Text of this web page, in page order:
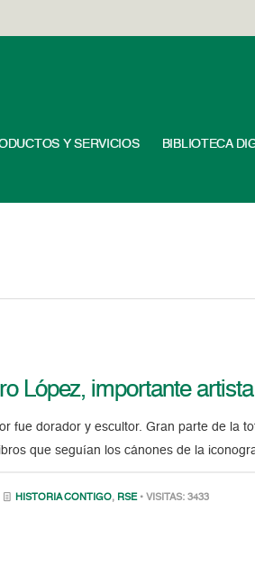
Y SERVICIOS BIBLIOTECA
López, importante artista
fue dorador y escultor. Gran parte de la
que seguían los cánones de la
HISTORIA CONTIGO, RSE • VISITAS: 3433